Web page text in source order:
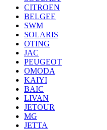
CITROEN
BELGEE
SWM
SOLARIS
OTING
JAC
PEUGEOT
OMODA
KAIYI
BAIC
LIVAN
JETOUR
MG
JETTA